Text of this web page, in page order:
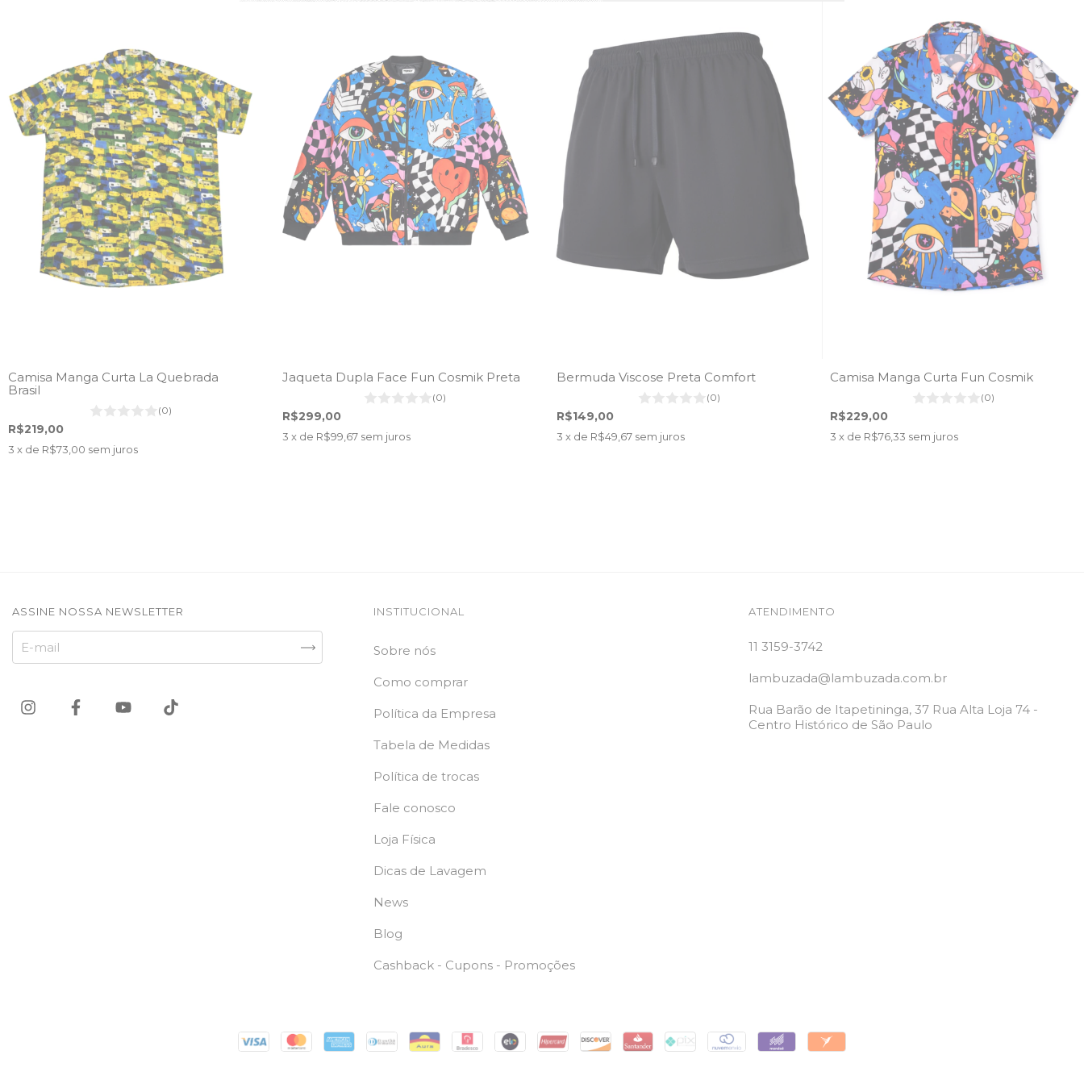
Camisa Manga Curta La Quebrada
Brasil
(0)
R$219,00
3 x de R$73,00 sem juros
Jaqueta Dupla Face Fun Cosmik Preta
(0)
R$299,00
3 x de R$99,67 sem juros
Bermuda Viscose Preta Comfort
(0)
R$149,00
3 x de R$49,67 sem juros
Camisa Manga Curta Fun Cosmik
(0)
R$229,00
3 x de R$76,33 sem juros
ASSINE NOSSA NEWSLETTER INSTITUCIONAL
Sobre nós
Como comprar
Política da Empresa
Tabela de Medidas
Política de trocas
Fale conosco
Loja Física
Dicas de Lavagem
News
Blog
Cashback - Cupons - Promoções
ATENDIMENTO
11 3159-3742
lambuzada@lambuzada.com.br
Rua Barão de Itapetininga, 37 Rua Alta Loja 74 -
Centro Histórico de São Paulo